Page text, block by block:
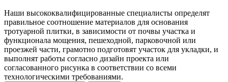
Наши высококвалифицированные специалисты определят
правильное соотношение материалов для основания
тротуарной плитки, в зависимости от почвы участка и
функционала мощения, пешеходной, парковочной или
проезжей части, грамотно подготовят участок для укладки, и
выполнят работы согласно дизайн проекта или
согласованного рисунка в соответствии со всеми
технологическими требованиями.